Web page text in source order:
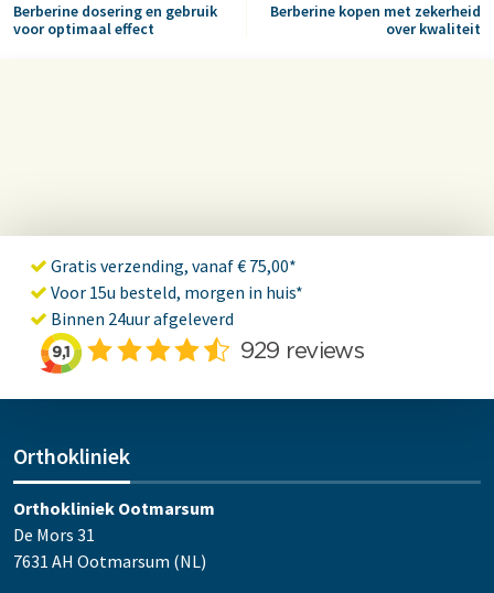
Berberine dosering en gebruik
voor optimaal effect
Berberine kopen met zekerheid
over kwaliteit
Gratis verzending, vanaf € 75,00*
Voor 15u besteld, morgen in huis*
Binnen 24uur afgeleverd
Orthokliniek
Orthokliniek Ootmarsum
De Mors 31
7631 AH Ootmarsum (NL)